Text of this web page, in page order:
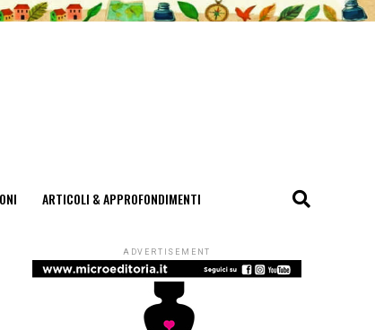
ARTICOLI & APPROFONDIMENTI
ADVERTISEMENT